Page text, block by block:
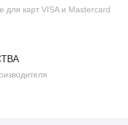
для карт VISA и Mastercard